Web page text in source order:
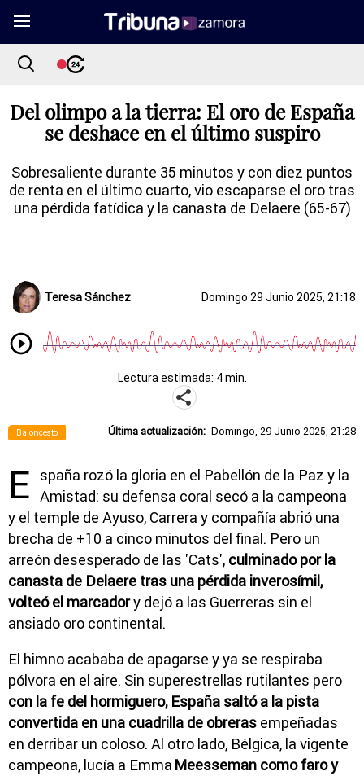
Del olimpo a la tierra: El oro de España
se deshace en el último suspiro
Sobresaliente durante 35 minutos y con diez puntos
de renta en el último cuarto, vio escaparse el oro tras
una pérdida fatídica y la canasta de Delaere (65-67)
Teresa Sánchez Domingo 29 Junio 2025, 21:18
Lectura estimada: 4 min.
Baloncesto Última actualización: Domingo, 29 Junio 2025, 21:28
E
spaña rozó la gloria en el Pabellón de la Paz y la
Amistad: su defensa coral secó a la campeona
y el temple de Ayuso, Carrera y compañía abrió una
brecha de +10 a cinco minutos del final. Pero un
arreón desesperado de las 'Cats', culminado por la
canasta de Delaere tras una pérdida inverosímil,
volteó el marcadory dejó a las Guerreras sin el
ansiado oro continental.
El himno acababa de apagarse y ya se respiraba
pólvora en el aire. Sin superestrellas rutilantes pero
con la fe del hormiguero, España saltó a la pista
convertida en una cuadrilla de obreras empeñadas
en derribar un coloso. Al otro lado, Bélgica, la vigente
campeona, lucía a Emma Meesseman como faro y